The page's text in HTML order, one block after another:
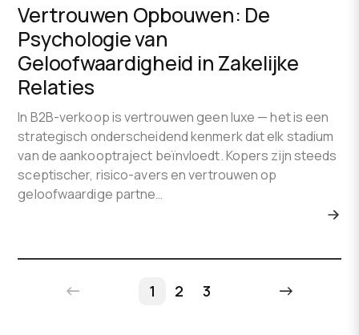
Vertrouwen Opbouwen: De
Psychologie van
Geloofwaardigheid in Zakelijke
Relaties
In B2B-verkoop is vertrouwen geen luxe — het is een
strategisch onderscheidend kenmerk dat elk stadium
van de aankooptraject beïnvloedt. Kopers zijn steeds
sceptischer, risico-avers en vertrouwen op
geloofwaardige partne…
← 1 2 3 →